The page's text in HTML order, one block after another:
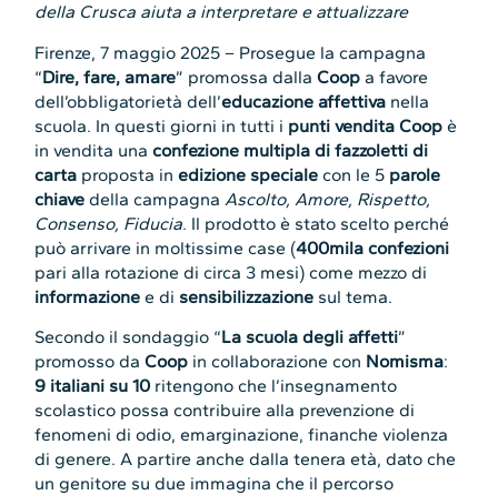
della Crusca aiuta a interpretare e attualizzare
Firenze, 7 maggio 2025 – Prosegue la campagna
“Dire, fare, amare” promossa dallaCoop a favore
dell’obbligatorietà dell’educazione affettiva nella
scuola. In questi giorni in tutti i punti vendita Coop è
in vendita unaconfezione multipla di fazzoletti di
carta proposta inedizione speciale con le 5 parole
chiave della campagna Ascolto, Amore, Rispetto,
Consenso, Fiducia. Il prodotto è stato scelto perché
può arrivare in moltissime case (400mila confezioni
pari alla rotazione di circa 3 mesi) come mezzo di
informazione e di sensibilizzazione sul tema.
Secondo il sondaggio “La scuola degli affetti”
promosso daCoop in collaborazione con Nomisma:
9 italiani su 10 ritengono che l’insegnamento
scolastico possa contribuire alla prevenzione di
fenomeni di odio, emarginazione, finanche violenza
di genere. A partire anche dalla tenera età, dato che
un genitore su due immagina che il percorso